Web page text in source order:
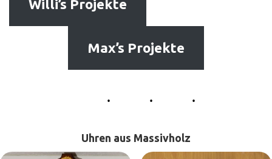
Willi’s Projekte
Max’s Projekte
Uhren aus Massivholz